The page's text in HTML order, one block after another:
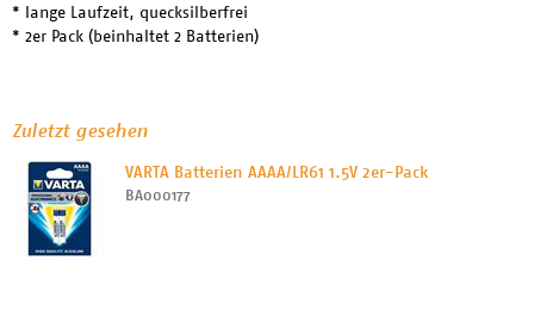
* lange Laufzeit, quecksilberfrei
* 2er Pack (beinhaltet 2 Batterien)
Zuletzt gesehen
VARTA Batterien AAAA/LR61 1.5V 2er-Pack
BA000177